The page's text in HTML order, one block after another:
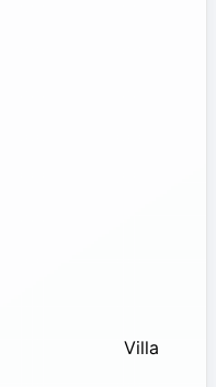
Villa